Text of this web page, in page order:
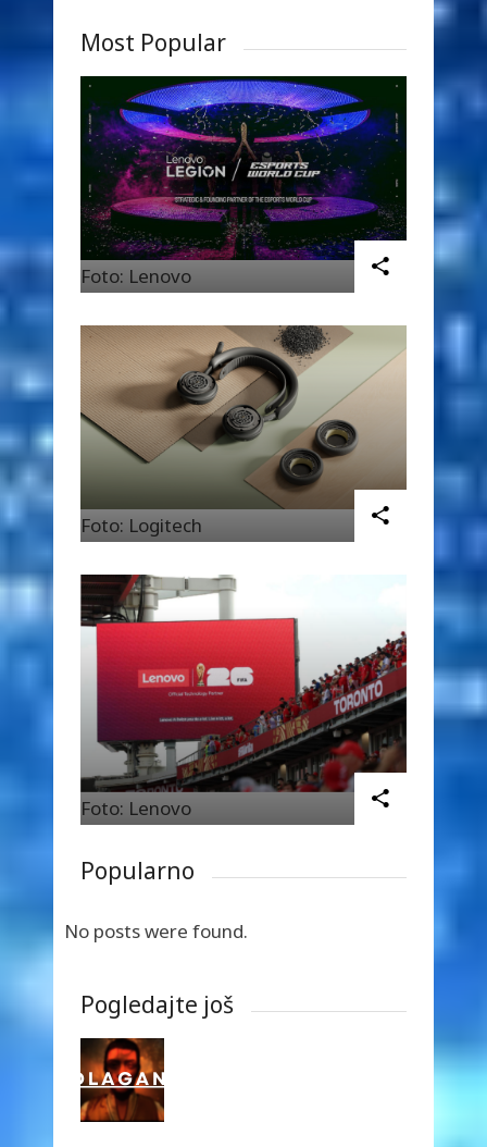
Most Popular
Foto: Lenovo
Foto: Logitech
Foto: Lenovo
Popularno
No posts were found.
Pogledajte još